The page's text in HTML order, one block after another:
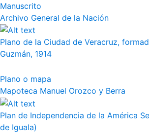
Manuscrito
Archivo General de la Nación
Plano de la Ciudad de Veracruz,
Guzmán, 1914
Plano o mapa
Mapoteca Manuel Orozco y Berra
Plan de Independencia de la América
de Iguala)